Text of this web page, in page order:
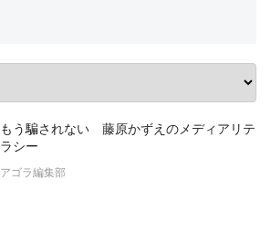
もう騙されない 藤原かずえのメディアリテ
ラシー
アゴラ編集部